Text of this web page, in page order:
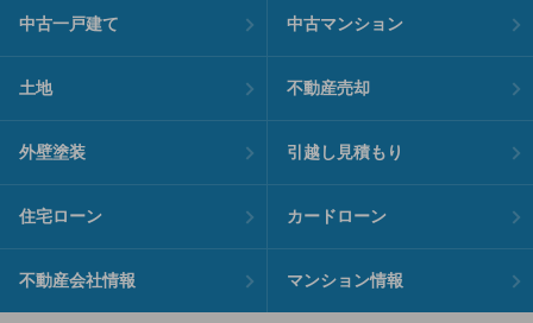
中古一戸建て 中古マンション
土地 不動産売却
外壁塗装 引越し見積もり
住宅ローン カードローン
不動産会社情報 マンション情報